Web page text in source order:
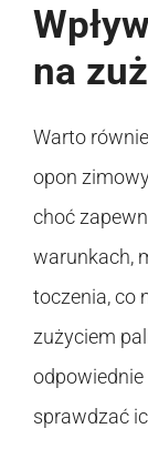
na
Warto
opon
choć
warunkach,
toczenia, co
zużyciem
sprawdzać